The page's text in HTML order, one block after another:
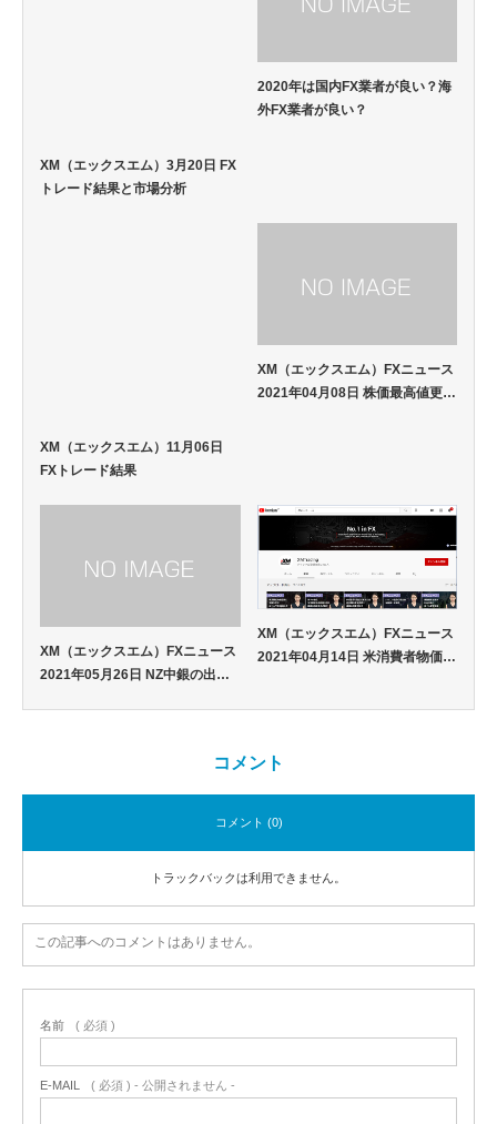
XM（エックスエム）3月20日 FX
トレード結果と市場分析
2020年は国内FX業者が良い？海
外FX業者が良い？
XM（エックスエム）11月06日
FXトレード結果
XM（エックスエム）FXニュース
2021年04月08日 株価最高値更…
XM（エックスエム）FXニュース
2021年05月26日 NZ中銀の出…
XM（エックスエム）FXニュース
2021年04月14日 米消費者物価…
コメント
コメント (0)
トラックバックは利用できません。
この記事へのコメントはありません。
名前 ( 必須 )
E-MAIL ( 必須 ) - 公開されません -